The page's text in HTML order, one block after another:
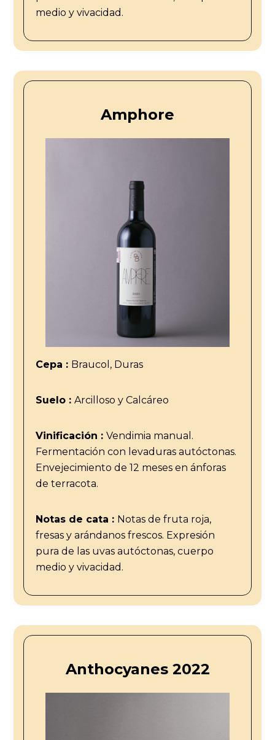
medio y vivacidad.
Amphore
Cepa : Braucol, Duras
Suelo : Arcilloso y Calcáreo
Vinificación : Vendimia manual.
Fermentación con levaduras autóctonas.
Envejecimiento de 12 meses en ánforas
de terracota.
Notas de cata : Notas de fruta roja,
fresas y arándanos frescos. Expresión
pura de las uvas autóctonas, cuerpo
medio y vivacidad.
Anthocyanes 2022